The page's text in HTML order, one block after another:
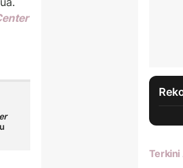
Terkini